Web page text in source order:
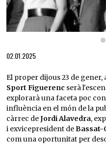
02.01.2025
El proper dijous 23 de gener,
Sport Figuerenc serà
explorarà una faceta poc
influència en el món de la
càrrec deJordi Alavedra,
i exvicepresident deBassat-
com una oportunitat per